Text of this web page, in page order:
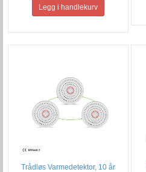
Trådløs Varmedetektor, 10 år